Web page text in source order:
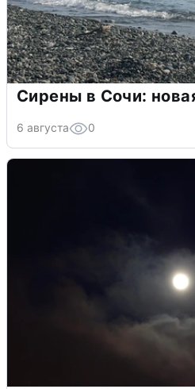
Сирены в Сочи:
6 августа 0